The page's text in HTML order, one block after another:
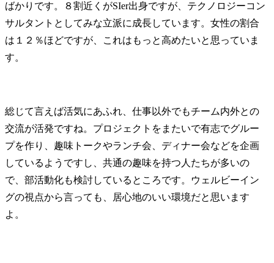
ばかりです。８割近くがSIer出身ですが、テクノロジーコン
サルタントとしてみな立派に成長しています。女性の割合
は１２％ほどですが、これはもっと高めたいと思っていま
す。
総じて言えば活気にあふれ、仕事以外でもチーム内外との
交流が活発ですね。プロジェクトをまたいで有志でグルー
プを作り、趣味トークやランチ会、ディナー会などを企画
しているようですし、共通の趣味を持つ人たちが多いの
で、部活動化も検討しているところです。ウェルビーイン
グの視点から言っても、居心地のいい環境だと思います
よ。